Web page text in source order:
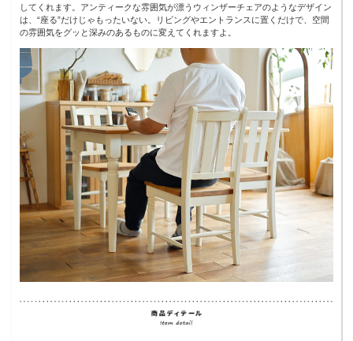
してくれます。アンティークな雰囲気が漂うウィンザーチェアのようなデザイン
は、“座る”だけじゃもったいない。リビングやエントランスに置くだけで、空間
の雰囲気をグッと深みのあるものに変えてくれますよ。